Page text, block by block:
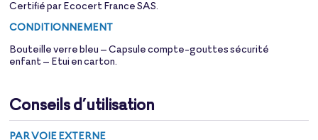
Certifié par Ecocert France SAS.
CONDITIONNEMENT
Bouteille verre bleu – Capsule compte-gouttes sécurité
enfant – Etui en carton.
Conseils d’utilisation
PAR VOIE EXTERNE